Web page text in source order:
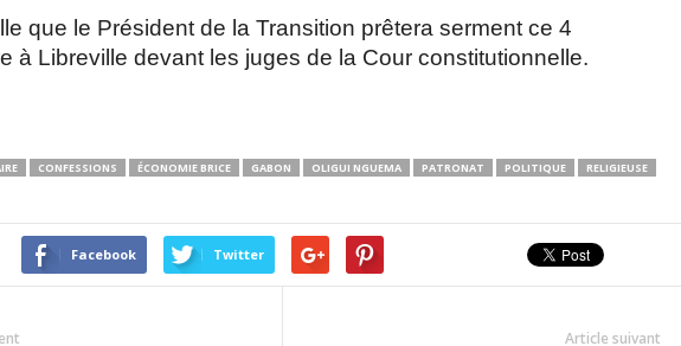
que le Président de la Transition prêtera serment ce 4
à Libreville devant les juges de la Cour constitutionnelle.
CONFESSIONS ÉCONOMIE BRICE GABON OLIGUI NGUEMA PATRONAT POLITIQUE
RELIGIEUSE
Facebook Twitter
Article suivant